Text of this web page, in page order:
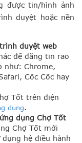
được tin/hình ảnh
duyệt hoặc nền
duyệt web
để đăng tin rao
như: Chrome,
Cốc Cốc hay
Tốt trên điện
dụng.
dụng Chợ Tốt
Chợ Tốt mới
hệ điều hành